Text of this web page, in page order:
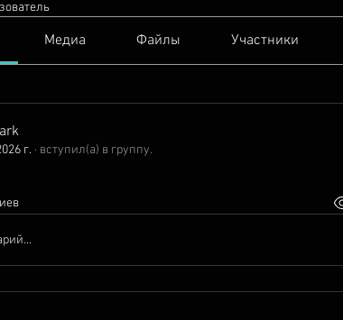
Медиа Файлы Участники
г. · вступил(а) в группу.